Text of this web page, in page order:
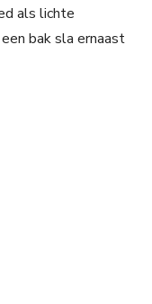
als lichte
bak sla ernaast